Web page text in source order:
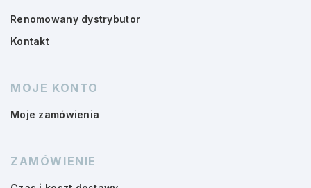
Renomowany dystrybutor
Kontakt
MOJE KONTO
Moje zamówienia
ZAMÓWIENIE